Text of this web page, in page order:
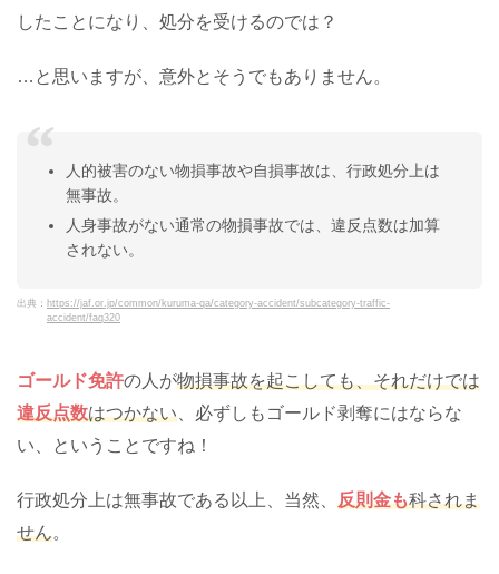
したことになり、処分を受けるのでは？
…と思いますが、意外とそうでもありません。
人的被害のない物損事故や自損事故は、行政処分上は
無事故。
人身事故がない通常の物損事故では、違反点数は加算
されない。
出典： https://jaf.or.jp/common/kuruma-qa/category-accident/subcategory-traffic-
accident/faq320
ゴールド免許の人が物損事故を起こしても、それだけでは
違反点数はつかない 、必ずしもゴールド剥奪にはならな
い、ということですね！
行政処分上は無事故である以上、当然、 反則金も科されま
せん。